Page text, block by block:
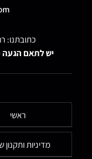
כתובתנו: רחוב תובל 23,
יש לתאם הגעה
ראשי
מדיניות ותקנון